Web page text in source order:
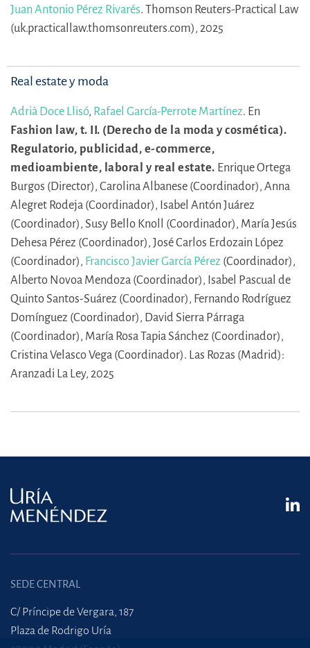
Juan Antonio Pérez Rivarés. Thomson Reuters-Practical Law
(uk.practicallaw.thomsonreuters.com), 2025
Real estate y moda
Adrià Doce Llisó, Rafael García-Perrote Martínez. En
Fashion law, t. II. (Derecho de la moda y cosmética).
Regulatorio, publicidad, e-commerce,
medioambiente, laboral y real estate. Enrique Ortega
Burgos (Director), Carolina Albanese (Coordinador), Anna
Alegret Rodeja (Coordinador), Isabel Antón Juárez
(Coordinador), Susy Bello Knoll (Coordinador), María Jesús
Dehesa Pérez (Coordinador), José Carlos Erdozain López
(Coordinador), Francisco Javier García Pérez (Coordinador),
Alberto Novoa Mendoza (Coordinador), Isabel Pascual de
Quinto Santos-Suárez (Coordinador), Fernando Rodríguez
Domínguez (Coordinador), David Sierra Párraga
(Coordinador), María Rosa Tapia Sánchez (Coordinador),
Cristina Velasco Vega (Coordinador). Las Rozas (Madrid):
Aranzadi La Ley, 2025
SEDE CENTRAL
C/ Príncipe de Vergara, 187
Plaza de Rodrigo Uría